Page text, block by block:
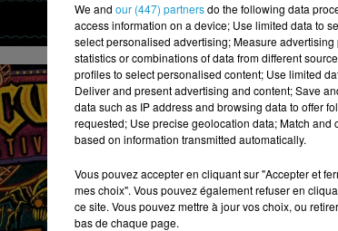
We and our (447) partnersdo the following data
access information on a device; Use limited data to
select personalised advertising; Measure
statistics or combinations of data from different
profiles to select personalised content; Use limited
Deliver and present advertising and content; Save
data such as IP address and browsing data to offer
requested; Use precise geolocation data; Match
based on information transmitted automatically.
Vous pouvez accepter en cliquant sur "Accepter et
mes choix". Vous pouvez également refuser en
ce site. Vous pouvez mettre à jour vos choix, ou
bas de chaque page.